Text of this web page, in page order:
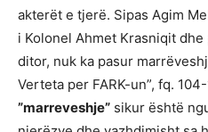
akterët e tjerë. Sipas Agim
i Kolonel Ahmet Krasniqit
ditor, nuk ka pasur
Verteta per FARK-un”, fq.
”marreveshje” sikur është